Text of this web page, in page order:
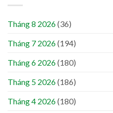
Tháng 8 2026(36)
Tháng 7 2026(194)
Tháng 6 2026(180)
Tháng 5 2026(186)
Tháng 4 2026(180)